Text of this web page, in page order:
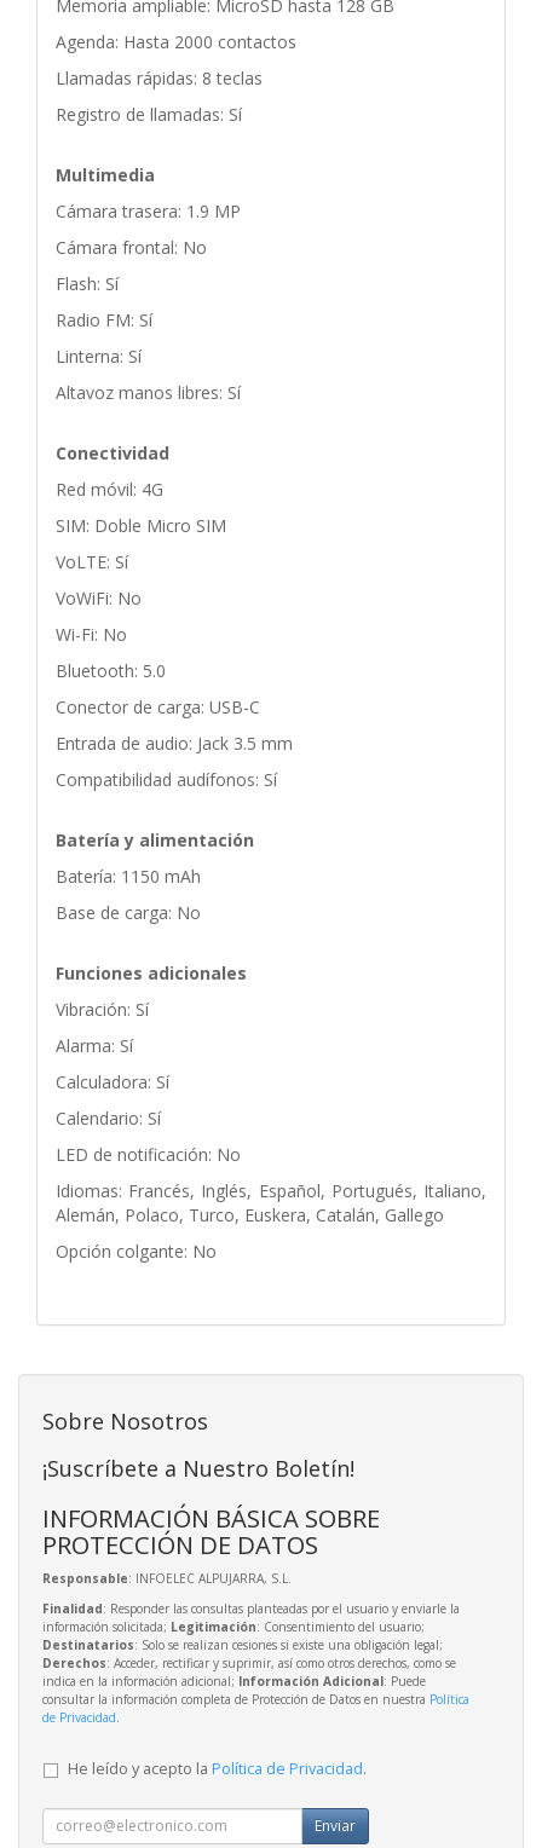
Memoria ampliable: MicroSD hasta 128 GB
Agenda: Hasta 2000 contactos
Llamadas rápidas: 8 teclas
Registro de llamadas: Sí
Multimedia
Cámara trasera: 1.9 MP
Cámara frontal: No
Flash: Sí
Radio FM: Sí
Linterna: Sí
Altavoz manos libres: Sí
Conectividad
Red móvil: 4G
SIM: Doble Micro SIM
VoLTE: Sí
VoWiFi: No
Wi-Fi: No
Bluetooth: 5.0
Conector de carga: USB-C
Entrada de audio: Jack 3.5 mm
Compatibilidad audífonos: Sí
Batería y alimentación
Batería: 1150 mAh
Base de carga: No
Funciones adicionales
Vibración: Sí
Alarma: Sí
Calculadora: Sí
Calendario: Sí
LED de notificación: No
Idiomas: Francés, Inglés, Español, Portugués, Italiano,
Alemán, Polaco, Turco, Euskera, Catalán, Gallego
Opción colgante: No
Sobre Nosotros
¡Suscríbete a Nuestro Boletín!
INFORMACIÓN BÁSICA SOBRE
PROTECCIÓN DE DATOS
Responsable: INFOELEC ALPUJARRA, S.L.
Finalidad: Responder las consultas planteadas por el usuario y enviarle la
información solicitada; Legitimación: Consentimiento del usuario;
Destinatarios: Solo se realizan cesiones si existe una obligación legal;
Derechos: Acceder, rectificar y suprimir, así como otros derechos, como se
indica en la información adicional; Información Adicional: Puede
consultar la información completa de Protección de Datos en nuestra Política
de Privacidad
He leído y acepto la Política de Privacidad.
Enviar